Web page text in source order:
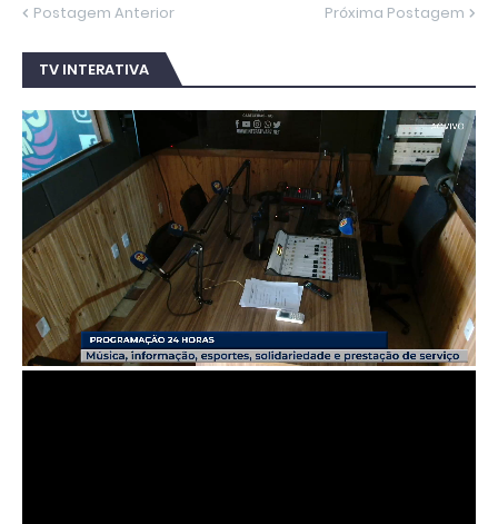
Postagem Anterior Próxima Postagem
TV INTERATIVA